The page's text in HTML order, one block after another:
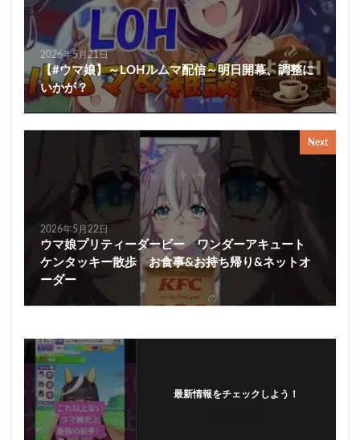
2026年5月21日
【#ウマ娘】～LOHルムマ配信～明日開幕、調整に
いかが？
Next
2026年5月22日
ウマ娘プリティーダービー ワンダーアキュート
ケンタッキー散歩 お食事&お持ち帰り&ネットオ
ーダー
最新情報をチェックしよう！